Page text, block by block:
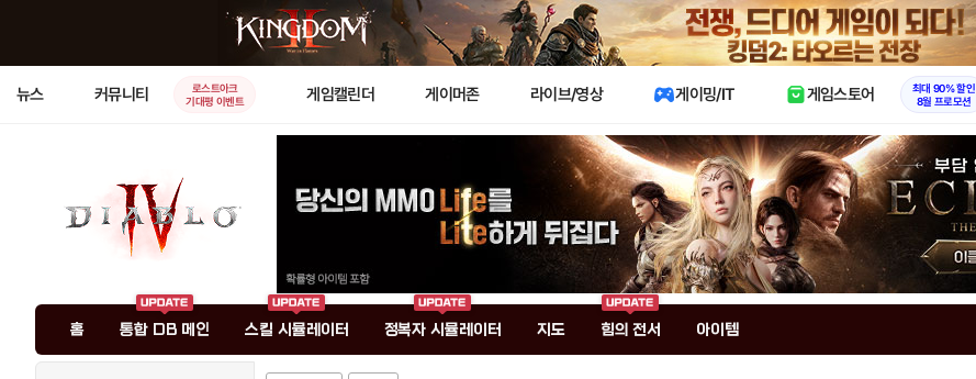
X
뉴스 커뮤니티
로스트아크
기대평 이벤트
게임캘린더 게이머존 라이브/영상 게이밍/IT 게임스토어
최대 90% 할인
8월 프로모션
홈 통합 DB 메인 스킬 시뮬레이터 정복자 시뮬레이터 지도 힘의 전서 아이템